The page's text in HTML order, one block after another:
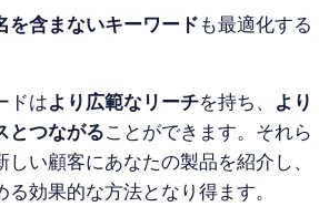
を含まないキーワード も最適化する
ドはより広範なリーチを持ち、
より
とつながることができます。それら
しい顧客にあなたの製品を紹介し、
効果的な方法となり得ます。